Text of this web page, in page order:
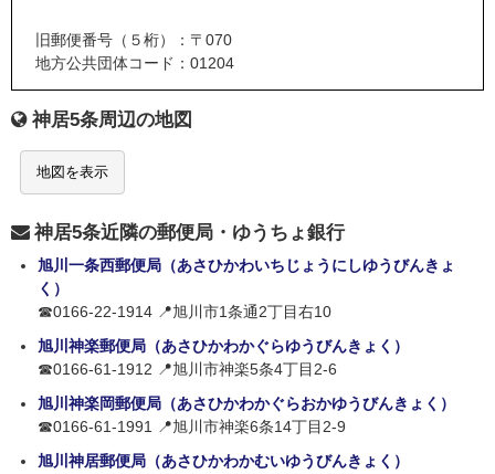
旧郵便番号（５桁）：〒070
地方公共団体コード：01204
神居5条周辺の地図
地図を表示
神居5条近隣の郵便局・ゆうちょ銀行
旭川一条西郵便局（あさひかわいちじょうにしゆうびんきょ
く）
☎0166-22-1914 📍旭川市1条通2丁目右10
旭川神楽郵便局（あさひかわかぐらゆうびんきょく）
☎0166-61-1912 📍旭川市神楽5条4丁目2-6
旭川神楽岡郵便局（あさひかわかぐらおかゆうびんきょく）
☎0166-61-1991 📍旭川市神楽6条14丁目2-9
旭川神居郵便局（あさひかわかむいゆうびんきょく）